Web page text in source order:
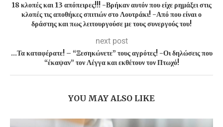
18 κλοπές και 13 απόπειρες!!! -Βρήκαν αυτόν που είχε ρημάξει στις
κλοπές τις αποθήκες σπιτιών στο Λουτράκι! -Από που είναι ο
δράστης και πως λειτουργούσε με τους συνεργούς του!
next post
…Τα καταφέρατε! – “Ξεσηκώνετε” τους αγρότες! -Οι δηλώσεις που
“έκαψαν” τον Λέγγα και εκθέτουν τον Πτωχό!
YOU MAY ALSO LIKE